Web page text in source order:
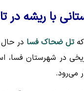
با ریشه در
تل ضحاک فسا در
در شهرستان
می‌رود.